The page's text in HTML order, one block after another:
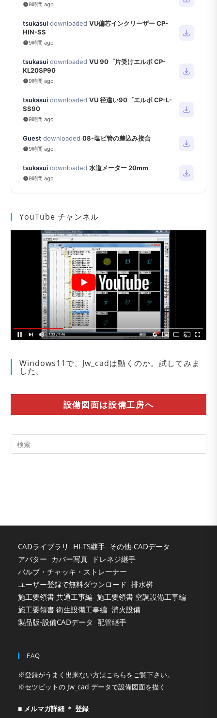
9時間 ago
tsukasui downloaded VU偏芯インクリーザー CP-
HIN-SS
9時間 ago
tsukasui downloaded VU 90゜片受けエルボ CP-
KL20SP90
9時間 ago
tsukasui downloaded VU 径違い90゜エルボ CP-L-
SS90
9時間 ago
Guest downloaded 08-塩ビ管の差込み接合
9時間 ago
tsukasui downloaded 水道メーター 20mm
9時間 ago
YouTube チャンネル
Windows11で、Jw_cadは動くのか。試してみま
した。
設備図面は設備工房へ
CADライブラリ HI-TS継手 その他-CADデータ
アバター カバー写真
ドレネジ継手
バルブ・チャッキ・ストレーナー
ユーザー登録で無料ダウンロード 排水桝
施工要領書 共通工事編 施工要領書 空調設備工事編
施工要領書 衛生設備工事編 消火設備
製品版-設備CADデータ 配管継手
FAQ
※登録がうまく出来ない方はこちらをご覧下さい。
※セツビットの Jw_cad データで設備図面を描く
■ メルマガ詳細 ＊ 登録